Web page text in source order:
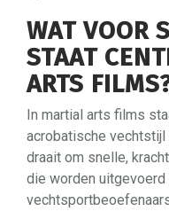
WAT VOOR
STAAT
ARTS
In martial arts films
acrobatische
draait om snelle,
die worden